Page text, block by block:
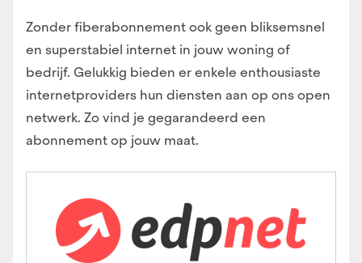
Zonder fiberabonnement ook geen bliksemsnel
en superstabiel internet in jouw woning of
bedrijf. Gelukkig bieden er enkele enthousiaste
internetproviders hun diensten aan op ons open
netwerk. Zo vind je gegarandeerd een
abonnement op jouw maat.